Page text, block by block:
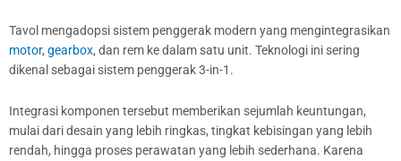
Tavol mengadopsi sistem penggerak modern yang mengintegrasikan
motor, gearbox, dan rem ke dalam satu unit. Teknologi ini sering
dikenal sebagai sistem penggerak 3-in-1.
Integrasi komponen tersebut memberikan sejumlah keuntungan,
mulai dari desain yang lebih ringkas, tingkat kebisingan yang lebih
rendah, hingga proses perawatan yang lebih sederhana. Karena